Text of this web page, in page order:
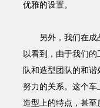
优雅的设置。
另外，我们在成
以看到，由于我们的
队和造型团队的和谐
努力的关系。这个车
造型上的特点，甚至